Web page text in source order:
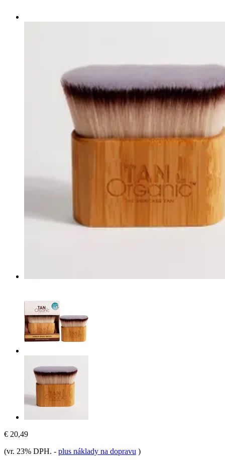
€ 20,49
(vr. 23% DPH. - plus náklady na dopravu )